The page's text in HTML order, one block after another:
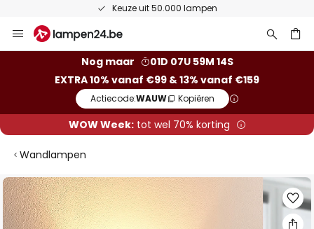
Keuze uit 50.000 lampen
naar
Nog maar
01D 07U 59M 14S
EXTRA 10% vanaf €99 & 13% vanaf €159
Actiecode:WAUW Kopiëren
WOW Week:tot wel 70% korting
Wandlampen
Ga
naar
het